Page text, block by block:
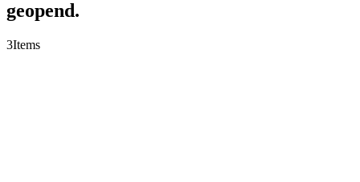
geopend.
3Items